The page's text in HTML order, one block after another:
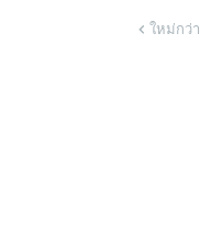
ใหม่กว่า